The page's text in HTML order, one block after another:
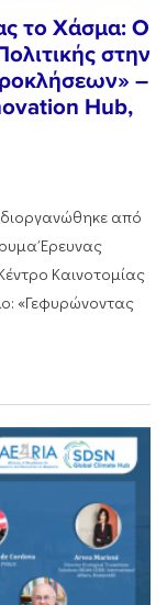
το Χάσμα: Ο
στην
–
Hub,
από
Έρευνας
Καινοτομίας
«Γεφυρώνοντας